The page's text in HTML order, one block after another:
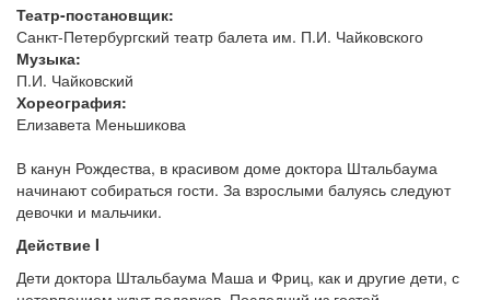
Театр-постановщик:
Санкт-Петербургский театр балета им. П.И. Чайковского
Музыка:
П.И. Чайковский
Хореография:
Елизавета Меньшикова
В канун Рождества, в красивом доме доктора Штальбаума
начинают собираться гости. За взрослыми балуясь следуют
девочки и мальчики.
Действие I
Дети доктора Штальбаума Маша и Фриц, как и другие дети, с